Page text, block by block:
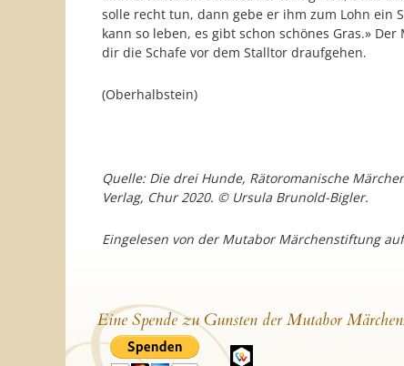
solle recht tun, dann gebe er ihm zum Lohn ein
kann so leben, es gibt schon schönes Gras.»
dir die Schafe vor dem Stalltor draufgehen.
(Oberhalbstein)
Quelle: Die drei Hunde, Rätoromanische
Verlag, Chur 2020. © Ursula Brunold-Bigler.
Eingelesen von der Mutabor Märchenstiftung
Eine Spende zu Gunsten der Mutabor